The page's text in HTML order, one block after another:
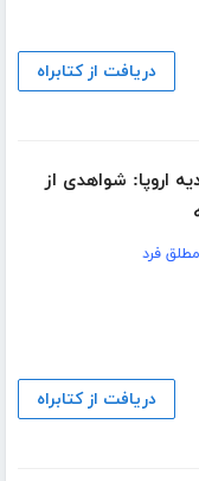
دریافت از کتابراه
اروپا: شواهدی از
فرد
دریافت از کتابراه